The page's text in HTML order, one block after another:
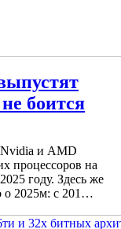
боится
и AMD
процессоров на
году. Здесь же
о 2025м: с 201…